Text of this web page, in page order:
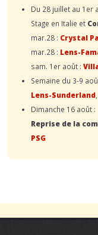
Du 28 juillet au 1er
Stage en Italie et
mar.28 : Crystal
mar.28 : Lens-
sam. 1er août :
Semaine du 3-9
Lens-Sunderland
Dimanche 16 août :
Reprise de la
PSG